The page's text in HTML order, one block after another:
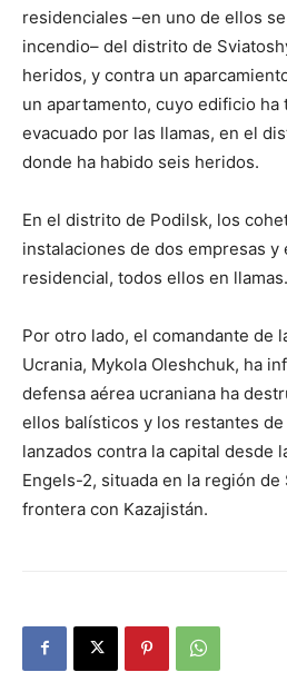
residenciales –en uno de ellos
incendio– del distrito de
heridos, y contra un
un apartamento, cuyo edificio ha
evacuado por las llamas, en el
donde ha habido seis heridos.
En el distrito de Podilsk, los
instalaciones de dos empresas y
residencial, todos ellos en llamas.
Por otro lado, el comandante de
Ucrania, Mykola Oleshchuk, ha
defensa aérea ucraniana ha
ellos balísticos y los restantes
lanzados contra la capital desde
Engels-2, situada en la región de
frontera con Kazajistán.